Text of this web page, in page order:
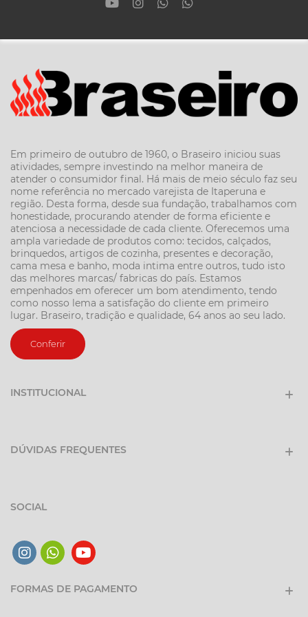
Em primeiro de outubro de 1960, o Braseiro iniciou suas
atividades, sempre investindo na melhor maneira de
atender o consumidor final. Há mais de meio século faz seu
nome referência no mercado varejista de Itaperuna e
região. Desta forma, desde sua fundação, trabalhamos com
honestidade, procurando atender de forma eficiente e
atenciosa a necessidade de cada cliente. Oferecemos uma
ampla variedade de produtos como: tecidos, calçados,
brinquedos, artigos de cozinha, presentes e decoração,
cama mesa e banho, moda intima entre outros, tudo isto
das melhores marcas/ fabricas do país. Estamos
empenhados em oferecer um bom atendimento, tendo
como nosso lema a satisfação do cliente em primeiro
lugar. Braseiro, tradição e qualidade, 64 anos ao seu lado.
Conferir
INSTITUCIONAL
DÚVIDAS FREQUENTES
SOCIAL
FORMAS DE PAGAMENTO